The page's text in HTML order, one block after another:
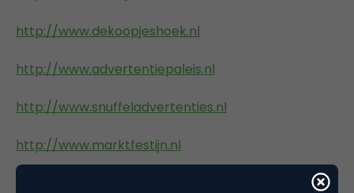
http://www.dekoopjeshoek.nl
http://www.advertentiepaleis.nl
http://www.snuffeladvertenties.nl
http://www.marktfestijn.nl